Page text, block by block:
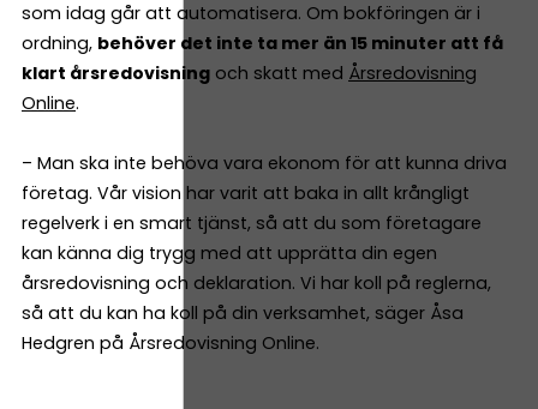
som idag går att automatisera. Om bokföringen är i
ordning, behöver det inte ta mer än 15 minuter att få
klart årsredovisning och skatt med Årsredovisning
Online.
– Man ska inte behöva vara ekonom för att kunna driva
företag. Vår vision har varit att baka in allt krångligt
regelverk i en smart tjänst, så att du som företagare
kan känna dig trygg med att upprätta din egen
årsredovisning och deklaration. Vi har koll på reglerna,
så att du kan ha koll på din verksamhet, säger Åsa
Hedgren på Årsredovisning Online.